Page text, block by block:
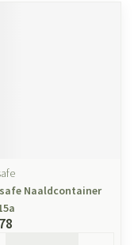
Naaldcontainer